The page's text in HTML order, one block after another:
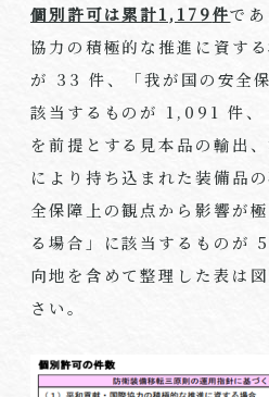
個別許可は累計1,179件で
協力の積極的な推進に資す
が 33件、「我が国の安全
該当するものが 1,091件、
を前提とする見本品の輸出
により持ち込まれた装備品
全保障上の観点から影響が
る場合」に該当するものが
向地を含めて整理した表は図
さい。